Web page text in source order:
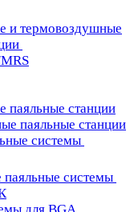
и термовоздушные
паяльные станции
паяльные станции
системы
системы
для BGA